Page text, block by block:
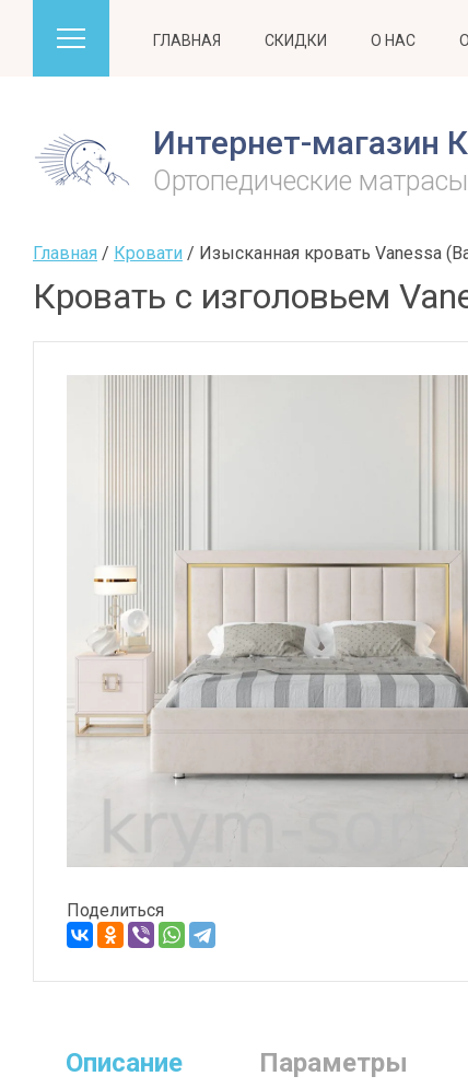
ГЛАВНАЯ СКИДКИ О НАС
Интернет-магазин
Ортопедические
Главная / Кровати / Изысканная кровать Vanessa
Кровать с изголовьем
Поделиться
Описание Параметры